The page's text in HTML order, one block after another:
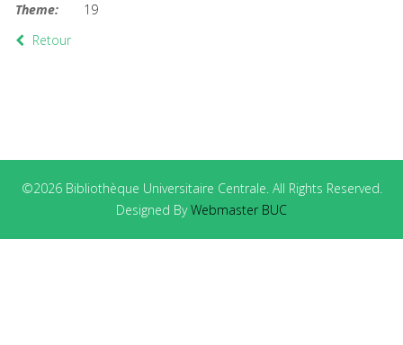
Theme:
19
Retour
©2026 Bibliothèque Universitaire Centrale. All Rights Reserved.
Designed ByWebmaster BUC